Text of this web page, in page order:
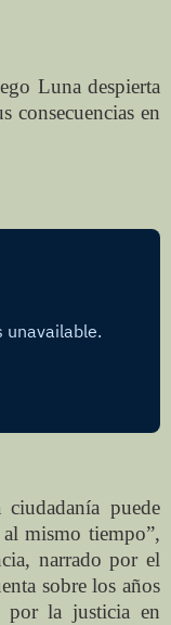
Luna despierta
consecuencias en
puede
mismo tiempo”,
narrado por el
sobre los años
por la justicia en